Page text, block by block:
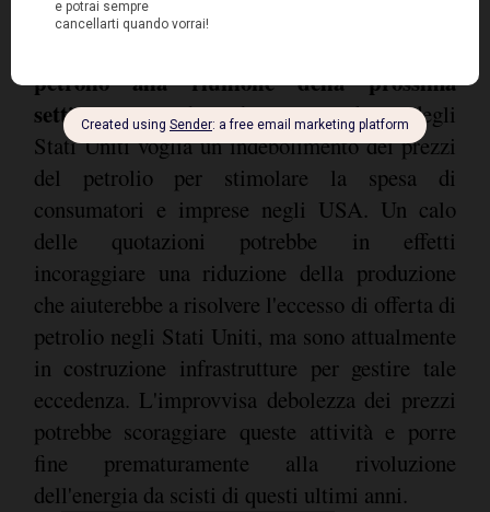
stabili.Donald Trump sta invece esortando
petrolio alla riunione della prossima
settimana. Sembra che il Presidente degli
Stati Uniti voglia un indebolimento dei prezzi
del petrolio per stimolare la spesa di
consumatori e imprese negli USA. Un calo
delle quotazioni potrebbe in effetti
incoraggiare una riduzione della produzione
che aiuterebbe a risolvere l'eccesso di offerta di
petrolio negli Stati Uniti, ma sono attualmente
in costruzione infrastrutture per gestire tale
eccedenza. L'improvvisa debolezza dei prezzi
potrebbe scoraggiare queste attività e porre
fine prematuramente alla rivoluzione
dell'energia da scisti di questi ultimi anni.